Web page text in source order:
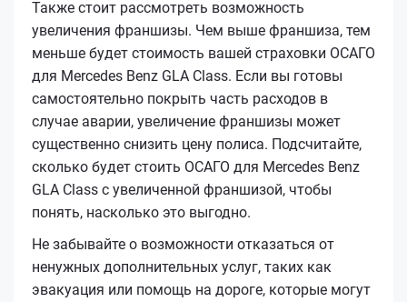
Также стоит рассмотреть возможность
увеличения франшизы. Чем выше франшиза, тем
меньше будет стоимость вашей страховки ОСАГО
для Mercedes Benz GLA Class. Если вы готовы
самостоятельно покрыть часть расходов в
случае аварии, увеличение франшизы может
существенно снизить цену полиса. Подсчитайте,
сколько будет стоить ОСАГО для Mercedes Benz
GLA Class с увеличенной франшизой, чтобы
понять, насколько это выгодно.
Не забывайте о возможности отказаться от
ненужных дополнительных услуг, таких как
эвакуация или помощь на дороге, которые могут